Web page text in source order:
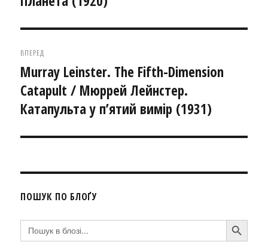
ВПЕРЕД
Наступний
запис:
Murray Leinster. The Fifth-Dimension
Catapult / Мюррей Лейнстер.
Катапульта у п’ятий вимір (1931)
ПОШУК ПО БЛОҐУ
Search
for:
SEARCH BUTTON